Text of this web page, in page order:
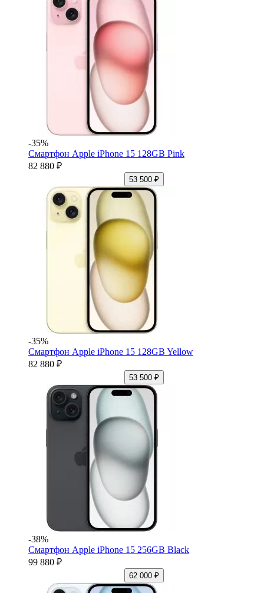
-35%
Смартфон Apple iPhone 15 128GB Pink
82 880 ₽
53 500 ₽
-35%
Смартфон Apple iPhone 15 128GB Yellow
82 880 ₽
53 500 ₽
-38%
Смартфон Apple iPhone 15 256GB Black
99 880 ₽
62 000 ₽